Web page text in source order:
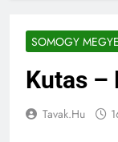
SOMOGY
Kutas –
Tavak.hu